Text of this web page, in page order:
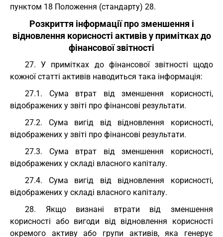
пунктом 18 Положення (стандарту) 28.
Розкриття інформації про зменшення і
відновлення корисності активів у примітках до
фінансової звітності
27. У примітках до фінансової звітності щодо
кожної статті активів наводиться така інформація:
27.1. Сума втрат від зменшення корисності,
відображених у звіті про фінансові результати.
27.2. Сума вигід від відновлення корисності,
відображених у звіті про фінансові результати.
27.3. Сума втрат від зменшення корисності,
відображених у складі власного капіталу.
27.4. Сума вигід від відновлення корисності,
відображених у складі власного капіталу.
28. Якщо визнані втрати від зменшення
корисності або вигоди від відновлення корисності
окремого активу або групи активів, яка генерує